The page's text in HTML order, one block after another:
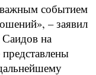
важным событием
– заявил
на